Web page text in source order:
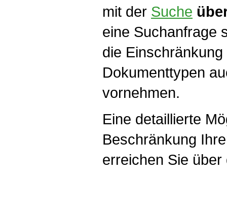
mit der Suche
eine Suchanfrage
die
Dokumenttypen
vornehmen.
Eine detaillierte
Beschränkung
erreichen Sie